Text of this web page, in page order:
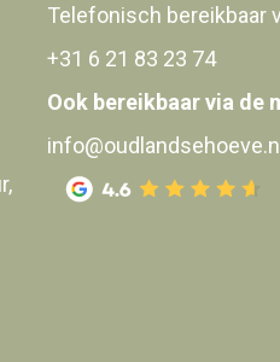
Telefonisch bereikbaar
+31 6 21 83 23 74
Ook bereikbaar via de